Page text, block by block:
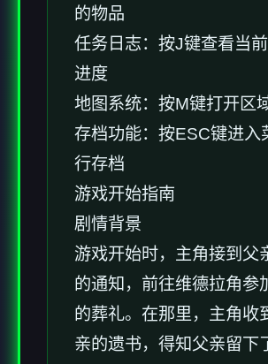
的物品
任务日志：按J键查看当
进度
地图系统：按M键打开区
存档功能：按ESC键进入
行存档
游戏开始指南
剧情背景
游戏开始时，主角接到父
的通知，前往维德拉角参
的葬礼。在那里，主角收
亲的遗书，得知父亲留下